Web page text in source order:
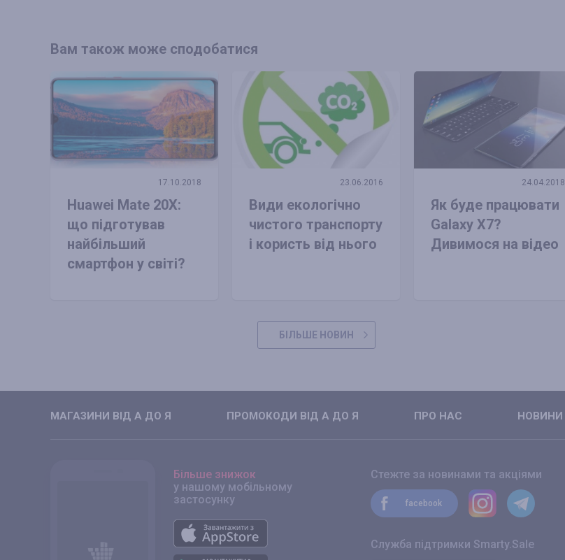
Вам також може сподобатися
17.10.2018
Huawei Mate 20X:
що підготував
найбільший
смартфон у світі?
23.06.2016
Види екологічно
чистого транспорту
і користь від нього
24.04.2018
Як буде працювати
Galaxy X7?
Дивимося на відео
БІЛЬШЕ НОВИН
МАГАЗИНИ ВIД А ДО Я ПРОМОКОДИ ВIД А ДО Я ПРО НАС НОВИНИ
Більше знижок
у нашому мобільному
застосунку
Стежте за новинами та акціями
facebook
Служба підтримки Smarty.Sale